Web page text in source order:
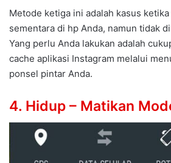
Metode ketiga ini adalah kasus
sementara di hp Anda, namun tidak
Yang perlu Anda lakukan adalah
cache aplikasi Instagram melalui
ponsel pintar Anda.
4. Hidup – Matikan